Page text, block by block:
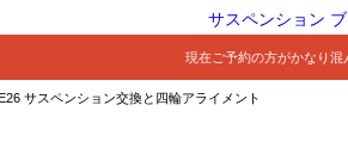
サスペンション
現在ご予約の方がかなり混
サスペンション交換と四輪アライメント